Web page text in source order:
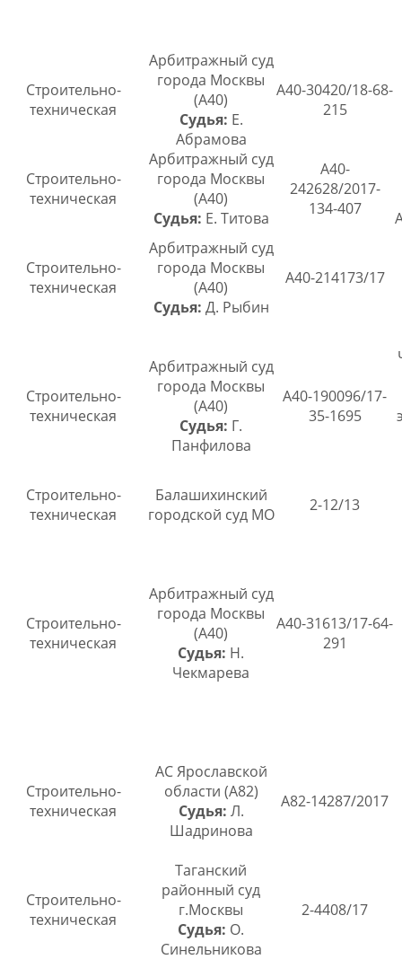
Строительно-
техническая
Арбитражный суд
города Москвы
(А40)
Судья: Е.
Абрамова
А40-30420/18-68-
215
Строительно-
техническая
Арбитражный суд
города Москвы
(А40)
Судья: Е. Титова
А40-
242628/2017-
134-407
Строительно-
техническая
Арбитражный суд
города Москвы
(А40)
Судья: Д. Рыбин
А40-214173/17
Строительно-
техническая
Арбитражный суд
города Москвы
(А40)
Судья: Г.
Панфилова
А40-190096/17-
35-1695
Строительно-
техническая
Балашихинский
городской суд МО
2-12/13
Строительно-
техническая
Арбитражный суд
города Москвы
(А40)
Судья: Н.
Чекмарева
А40-31613/17-64-
291
Строительно-
техническая
АС Ярославской
области (А82)
Судья: Л.
Шадринова
А82-14287/2017
Строительно-
техническая
Таганский
районный суд
г.Москвы
Судья: О.
Синельникова
2-4408/17